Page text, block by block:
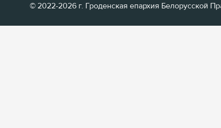
© 2022-2026 г. Гроденская епархия Белорусской